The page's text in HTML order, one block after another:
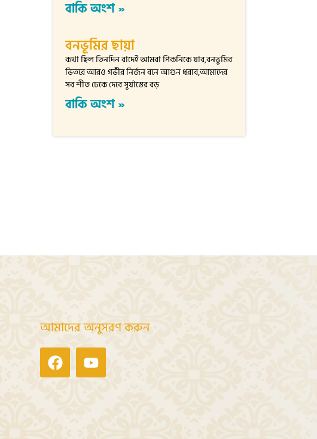
বাকি অংশ »
বনভূমির ছায়া
কথা ছিল তিনদিন বাদেই আমরা পিকনিকে যাব,বনভূমির
ভিতরে আরও গভীর নির্জন বনে আগুন ধরাব,আমাদের
সব শীত ঢেকে দেবে সূর্যাস্তের বড়
বাকি অংশ »
আমাদের অনুসরণ করুন
FacebookYoutube